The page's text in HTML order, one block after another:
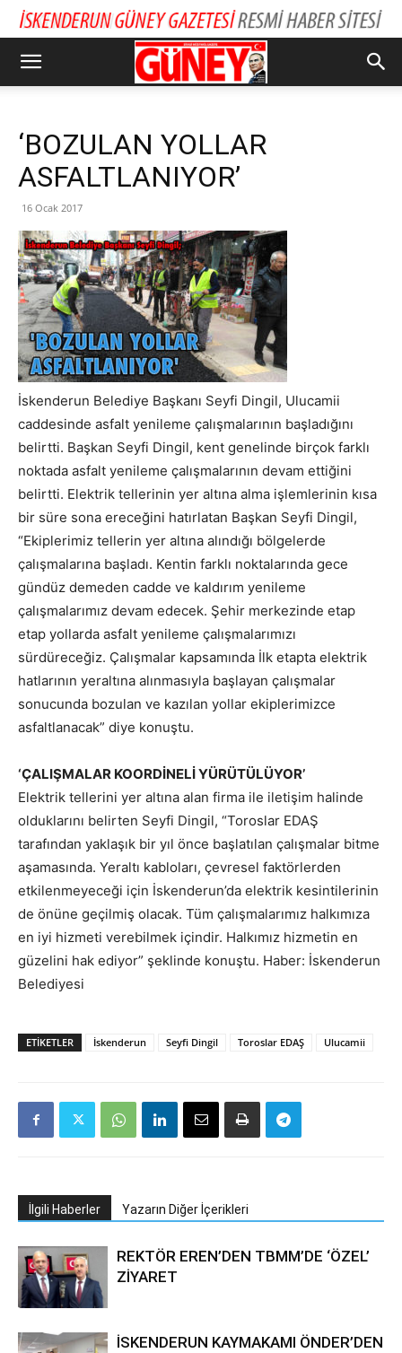
‘BOZULAN YOLLAR
ASFALTLANIYOR’
16 Ocak 2017
İskenderun Belediye Başkanı Seyfi Dingil, Ulucamii
caddesinde asfalt yenileme çalışmalarının başladığını
belirtti. Başkan Seyfi Dingil, kent genelinde birçok farklı
noktada asfalt yenileme çalışmalarının devam ettiğini
belirtti. Elektrik tellerinin yer altına alma işlemlerinin kısa
bir süre sona ereceğini hatırlatan Başkan Seyfi Dingil,
“Ekiplerimiz tellerin yer altına alındığı bölgelerde
çalışmalarına başladı. Kentin farklı noktalarında gece
gündüz demeden cadde ve kaldırım yenileme
çalışmalarımız devam edecek. Şehir merkezinde etap
etap yollarda asfalt yenileme çalışmalarımızı
sürdüreceğiz. Çalışmalar kapsamında İlk etapta elektrik
hatlarının yeraltına alınmasıyla başlayan çalışmalar
sonucunda bozulan ve kazılan yollar ekiplerimizce
asfaltlanacak” diye konuştu.
‘ÇALIŞMALAR KOORDİNELİ YÜRÜTÜLÜYOR’
Elektrik tellerini yer altına alan firma ile iletişim halinde
olduklarını belirten Seyfi Dingil, “Toroslar EDAŞ
tarafından yaklaşık bir yıl önce başlatılan çalışmalar bitme
aşamasında. Yeraltı kabloları, çevresel faktörlerden
etkilenmeyeceği için İskenderun’da elektrik kesintilerinin
de önüne geçilmiş olacak. Tüm çalışmalarımız halkımıza
en iyi hizmeti verebilmek içindir. Halkımız hizmetin en
güzelini hak ediyor” şeklinde konuştu. Haber: İskenderun
Belediyesi
ETIKETLER İskenderun Seyfi Dingil Toroslar EDAŞ Ulucamii
İlgili Haberler Yazarın Diğer İçerikleri
REKTÖR EREN’DEN TBMM’DE ‘ÖZEL’
ZİYARET
İSKENDERUN KAYMAKAMI ÖNDER’DEN